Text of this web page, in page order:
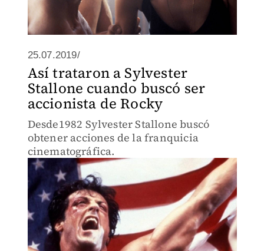
25.07.2019/
Así trataron a Sylvester
Stallone cuando buscó ser
accionista de Rocky
Desde1982 Sylvester Stallone buscó
obtener acciones de la franquicia
cinematográfica.